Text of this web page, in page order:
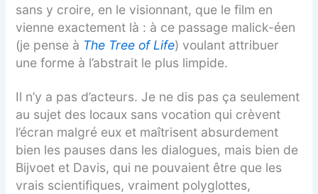
sans y croire, en le visionnant, que le film en
vienne exactement là : à ce passage malick-éen
(je pense à The Tree of Life) voulant attribuer
une forme à l’abstrait le plus limpide.
Il n’y a pas d’acteurs. Je ne dis pas ça seulement
au sujet des locaux sans vocation qui crèvent
l’écran malgré eux et maîtrisent absurdement
bien les pauses dans les dialogues, mais bien de
Bijvoet et Davis, qui ne pouvaient être que les
vrais scientifiques, vraiment polyglottes,